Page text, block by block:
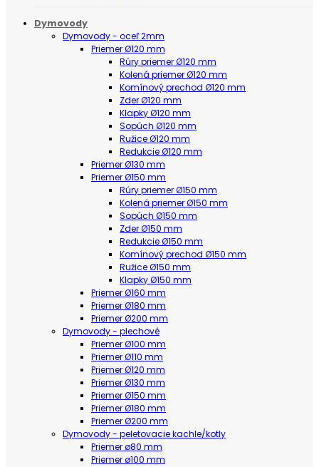
Dymovody
Dymovody - oceľ 2mm
Priemer Ø120 mm
Rúry priemer Ø120 mm
Kolená priemer Ø120 mm
Komínový prechod Ø120 mm
Zder Ø120 mm
Klapky Ø120 mm
Sopúch Ø120 mm
Ružice Ø120 mm
Redukcie Ø120 mm
Priemer Ø130 mm
Priemer Ø150 mm
Rúry priemer Ø150 mm
Kolená priemer Ø150 mm
Sopúch Ø150 mm
Zder Ø150 mm
Redukcie Ø150 mm
Komínový prechod Ø150 mm
Ružice Ø150 mm
Klapky Ø150 mm
Priemer Ø160 mm
Priemer Ø180 mm
Priemer Ø200 mm
Dymovody - plechové
Priemer Ø100 mm
Priemer Ø110 mm
Priemer Ø120 mm
Priemer Ø130 mm
Priemer Ø150 mm
Priemer Ø180 mm
Priemer Ø200 mm
Dymovody - peletovacie kachle/kotly
Priemer ø80 mm
Priemer ø100 mm